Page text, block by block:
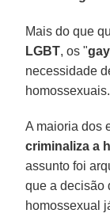
Mais do que
LGBT, os "
necessidade
homossexuais.
A maioria dos
criminaliza a
assunto foi
que a decisão
homossexual